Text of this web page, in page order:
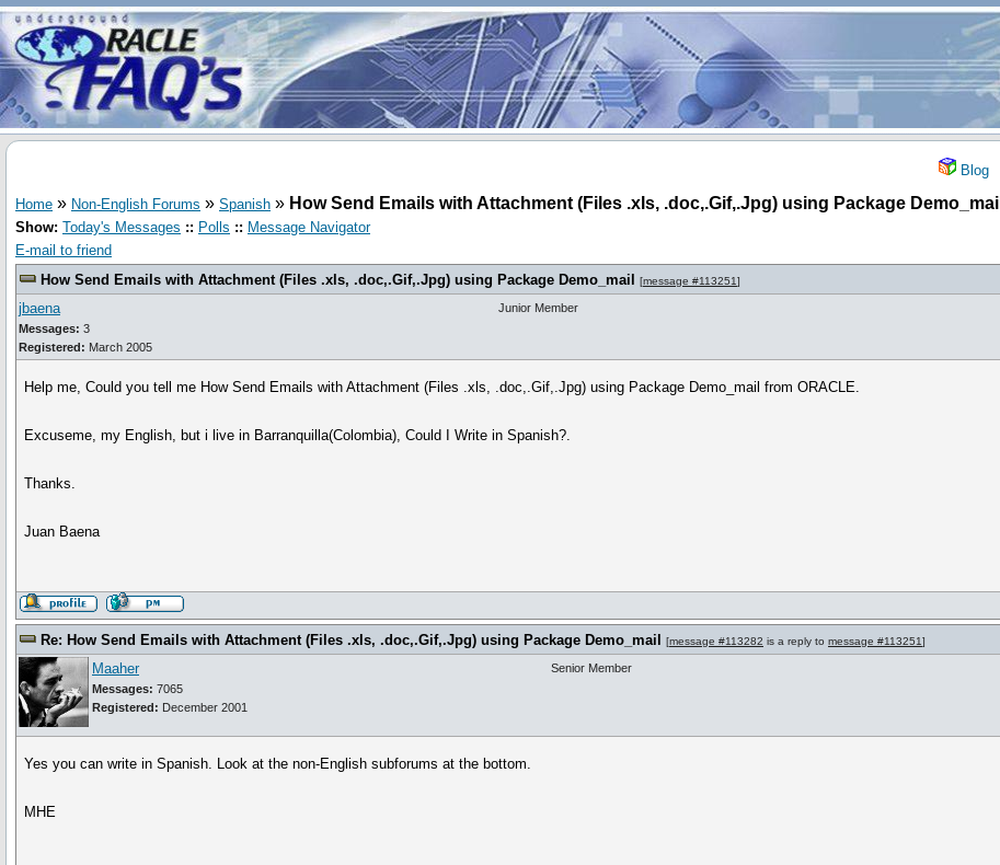
Blog
Home » Non-English Forums » Spanish » How Send Emails with Attachment (Files .xls, .doc,.Gif,.Jpg) using Package Demo_mail
Show: Today's Messages :: Polls :: Message Navigator
E-mail to friend
How Send Emails with Attachment (Files .xls, .doc,.Gif,.Jpg) using Package Demo_mail
[message #113251]
jbaena
Messages: 3
Registered: March 2005
Junior Member
Help me, Could you tell me How Send Emails with Attachment (Files .xls, .doc,.Gif,.Jpg) using Package Demo_mail from ORACLE.
Excuseme, my English, but i live in Barranquilla(Colombia), Could I Write in Spanish?.
Thanks.
Juan Baena
Re: How Send Emails with Attachment (Files .xls, .doc,.Gif,.Jpg) using Package Demo_mail [message #113282 is a reply to message #113251]
Maaher
Messages: 7065
Registered: December 2001
Senior Member
Yes you can write in Spanish. Look at the non-English subforums at the bottom.
MHE